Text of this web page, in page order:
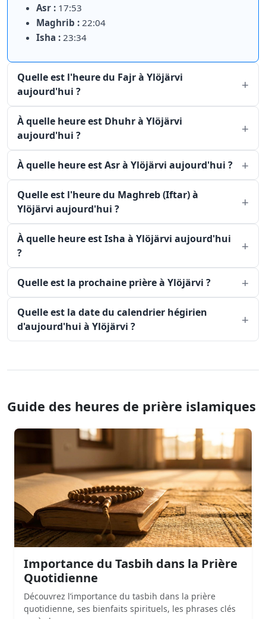
Asr : 17:53
Maghrib : 22:04
Isha : 23:34
Quelle est l'heure du Fajr à Ylöjärvi
aujourd'hui ?
À quelle heure est Dhuhr à Ylöjärvi
aujourd'hui ?
À quelle heure est Asr à Ylöjärvi aujourd'hui ?
Quelle est l'heure du Maghreb (Iftar) à
Ylöjärvi aujourd'hui ?
À quelle heure est Isha à Ylöjärvi aujourd'hui
?
Quelle est la prochaine prière à Ylöjärvi ?
Quelle est la date du calendrier hégirien
d'aujourd'hui à Ylöjärvi ?
Guide des heures de prière islamiques
Importance du Tasbih dans la Prière
Quotidienne
Découvrez l’importance du tasbih dans la prière
quotidienne, ses bienfaits spirituels, les phrases clés